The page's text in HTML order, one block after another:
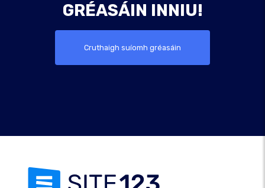
GRÉASÁIN INNIU!
Cruthaigh suíomh gréasáin